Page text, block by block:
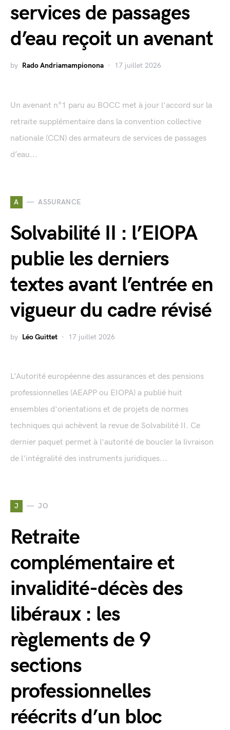
services de passages
d’eau reçoit un avenant
by Rado Andriamampionona 17 juillet 2026
Un avenant n°1 paru au BOCC met à jour l'accord sur la
retraite supplémentaire dans la convention collective
nationale (CCN) des armateurs de services de passages
d’eau...
A ASSURANCE
Solvabilité II : l’EIOPA
publie les derniers
textes avant l’entrée en
vigueur du cadre révisé
by Léo Guittet 17 juillet 2026
L'Autorité européenne des assurances et des pensions
professionnelles (AEAPP ou EIOPA) a publié huit
ensembles d'orientations et de projets de normes
techniques qui achèvent la revue de Solvabilité II. Ce
dernier paquet permet à l'autorité de boucler la livraison
de l'intégralité des instruments juridiques...
J JO
Retraite
complémentaire et
invalidité-décès des
libéraux : les
règlements de 9
sections
professionnelles
réécrits d’un bloc